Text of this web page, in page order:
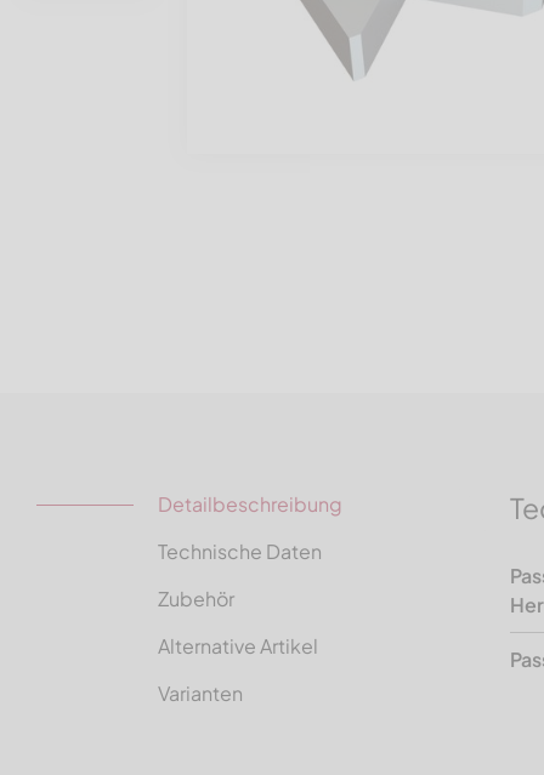
Detailbeschreibung
Technische Daten
Zubehör
Alternative Artikel
Varianten